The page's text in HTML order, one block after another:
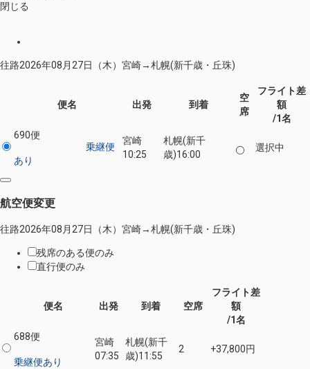
閉じる
往路2026年08月27日（木） 宮崎→札幌(新千歳・丘珠)
便名 出発 到着
空
席
フライト差
額
/1名
690便
乗継便
あり
宮崎
10:25
札幌(新千
歳)16:00
選択中
航空便変更
往路2026年08月27日（木） 宮崎→札幌(新千歳・丘珠)
残席のある便のみ
直行便のみ
便名 出発 到着 空席
フライト差
額
/1名
688便
乗継便あり
宮崎
07:35
札幌(新千
歳)11:55
2 +37,800円